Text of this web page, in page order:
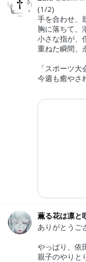
(1/2)
手を合わせ、
胸に落ちて、
小さな指が、
重ねた瞬間、
「スポーツ
今週も癒やさ
薫る花は凛と
ありがとうご
やっぱり、依
親子のやりと